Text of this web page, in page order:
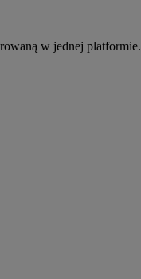
w jednej platformie.